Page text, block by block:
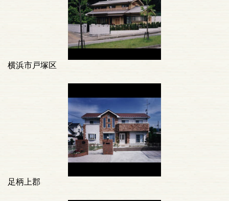
横浜市戸塚区
足柄上郡